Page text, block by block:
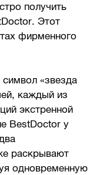
получить
Этот
фирменного
«звезда
каждый из
экстренной
BestDoctor у
раскрывают
одновременную